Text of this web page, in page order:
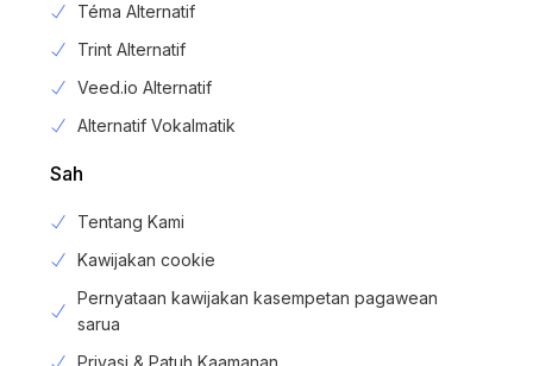
Téma Alternatif
Trint Alternatif
Veed.io Alternatif
Alternatif Vokalmatik
Sah
Tentang Kami
Kawijakan cookie
Pernyataan kawijakan kasempetan pagawean
sarua
Privasi & Patuh Kaamanan